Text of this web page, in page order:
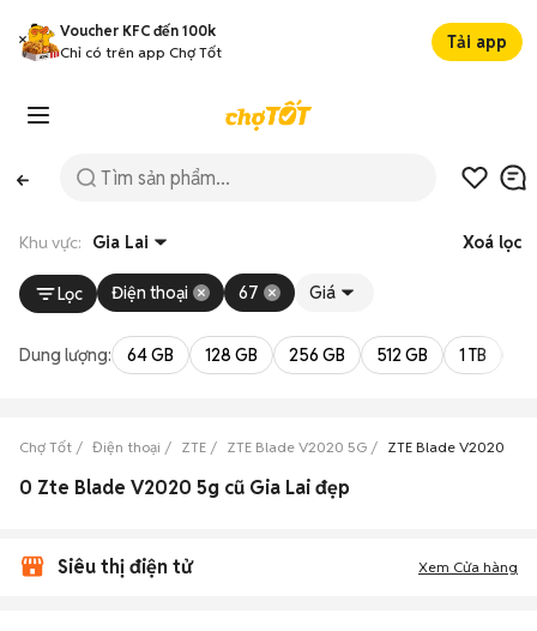
Voucher KFC đến 100k
Chỉ có trên app Chợ Tốt
Tải app
Khu vực: Gia Lai Xoá lọc
Lọc Điện thoại 67 Giá
Dung lượng: 64 GB 128 GB 256 GB 512 GB 1 TB
Chợ Tốt Điện thoại ZTE ZTE Blade V2020 5G ZTE Blade V2020 5G
0 Zte Blade V2020 5g cũ Gia Lai đẹp
Siêu thị điện tử Xem Cửa hàng